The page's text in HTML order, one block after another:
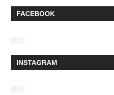
FACEBOOK
INSTAGRAM